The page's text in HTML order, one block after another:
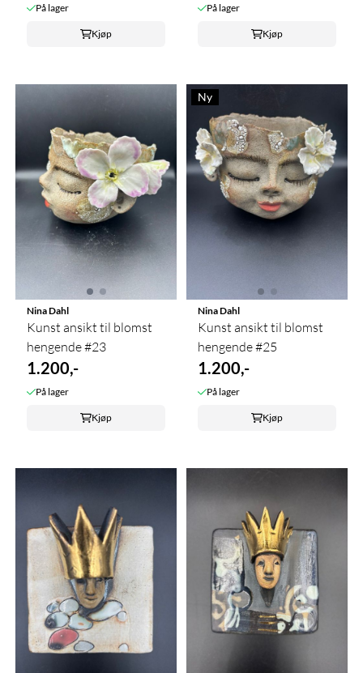
På lager
Kjøp
På lager
Kjøp
Nina Dahl
Kunst ansikt til blomst
hengende #23
1.200,-
På lager
Kjøp
Ny
Nina Dahl
Kunst ansikt til blomst
hengende #25
1.200,-
På lager
Kjøp